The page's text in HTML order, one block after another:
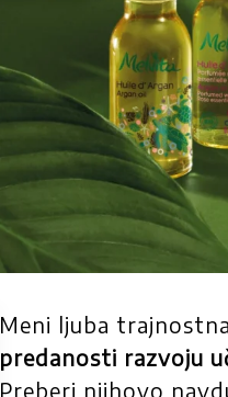
Meni ljuba
predanosti razvoju
Preberi njihovo